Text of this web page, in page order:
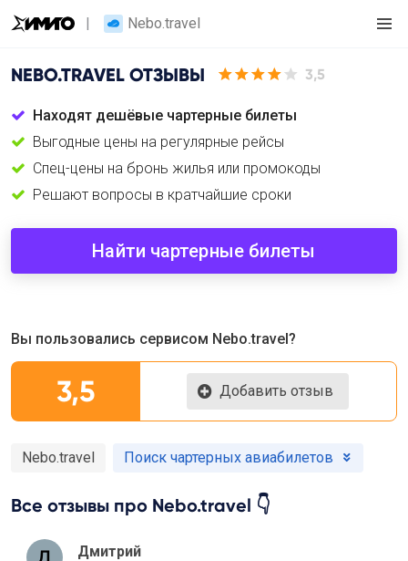
Nebo.travel
NEBO.TRAVEL ОТЗЫВЫ 3,5
Находят дешёвые чартерные билеты
Выгодные цены на регулярные рейсы
Спец-цены на бронь жилья или промокоды
Решают вопросы в кратчайшие сроки
Найти чартерные билеты
Вы пользовались сервисом Nebo.travel?
3,5 Добавить отзыв
Nebo.travel Поиск чартерных авиабилетов
Все отзывы про Nebo.travel 👇
Дмитрий